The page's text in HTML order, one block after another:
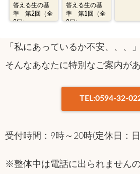
答える生の基
準 第2回（全
2回）
答える生の基
準 第1回（全
2回）
「私にあっているか不安、、、」
そんなあなたに特別なご案内があ
TEL:0594-32-
受付時間：9時～20時(定休日：
※整体中は電話に出られません